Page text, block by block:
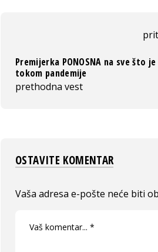
Premijerka PONOSNA na sve što je
tokom pandemije
prethodna vest
OSTAVITE KOMENTAR
Vaša adresa e-pošte neće biti